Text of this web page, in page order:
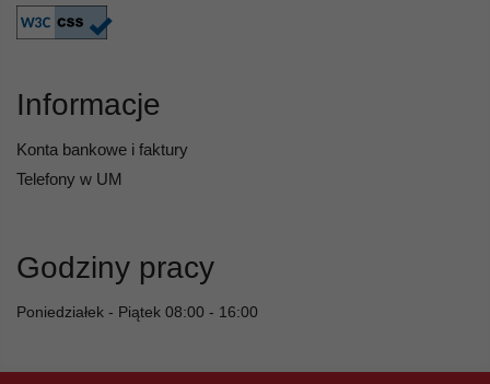
Informacje
Konta bankowe i faktury
Telefony w UM
Godziny pracy
Poniedziałek - Piątek 08:00 - 16:00